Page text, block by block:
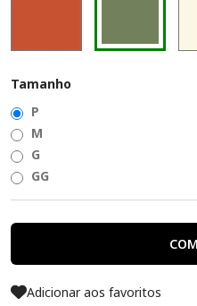
Tamanho
P
M
G
GG
Adicionar aos favoritos